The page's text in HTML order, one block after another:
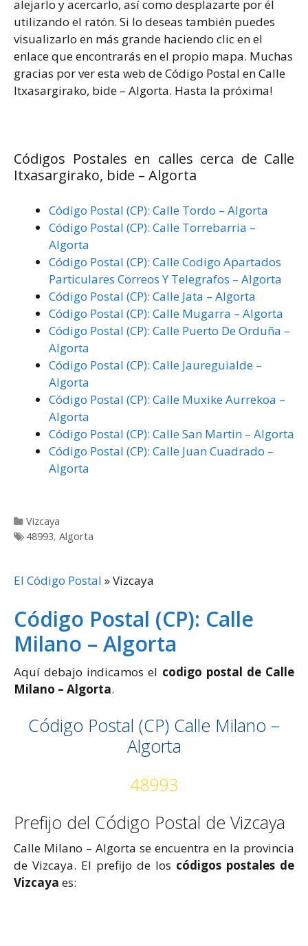
alejarlo y acercarlo, así como desplazarte por él
utilizando el ratón. Si lo deseas también puedes
visualizarlo en más grande haciendo clic en el
enlace que encontrarás en el propio mapa. Muchas
gracias por ver esta web de Código Postal en Calle
Itxasargirako, bide – Algorta. Hasta la próxima!
Códigos Postales en calles cerca de Calle
Itxasargirako, bide – Algorta
Código Postal (CP): Calle Tordo – Algorta
Código Postal (CP): Calle Torrebarria –
Algorta
Código Postal (CP): Calle Codigo Apartados
Particulares Correos Y Telegrafos – Algorta
Código Postal (CP): Calle Jata – Algorta
Código Postal (CP): Calle Mugarra – Algorta
Código Postal (CP): Calle Puerto De Orduña –
Algorta
Código Postal (CP): Calle Jaureguialde –
Algorta
Código Postal (CP): Calle Muxike Aurrekoa –
Algorta
Código Postal (CP): Calle San Martin – Algorta
Código Postal (CP): Calle Juan Cuadrado –
Algorta
Categorías
Vizcaya
Etiquetas
48993, Algorta
El Código Postal »Vizcaya
Código Postal (CP): Calle
Milano – Algorta
Aquí debajo indicamos el codigo postal de Calle
Milano – Algorta.
Código Postal (CP) Calle Milano –
Algorta
48993
Prefijo del Código Postal de Vizcaya
Calle Milano – Algorta se encuentra en la provincia
de Vizcaya. El prefijo de los códigos postales de
Vizcaya es: